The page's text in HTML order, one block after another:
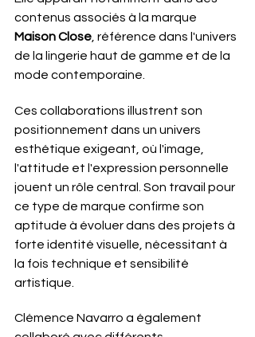
contenus associés à la marque
Maison Close , référence dans l'univers
de la lingerie haut de gamme et de la
mode contemporaine.
Ces collaborations illustrent son
positionnement dans un univers
esthétique exigeant, où l'image,
l'attitude et l'expression personnelle
jouent un rôle central. Son travail pour
ce type de marque confirme son
aptitude à évoluer dans des projets à
forte identité visuelle, nécessitant à
la fois technique et sensibilité
artistique.
Clémence Navarro a également